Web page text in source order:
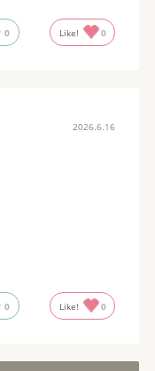
0 Like! 0
2026.6.16
0 Like! 0